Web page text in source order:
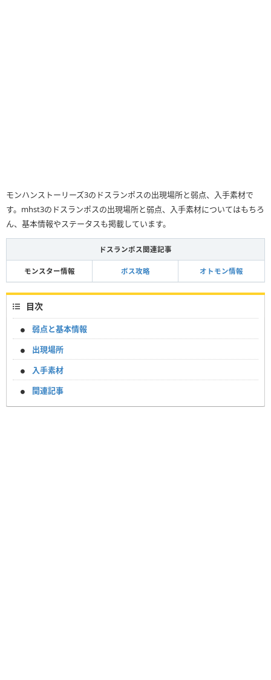
モンハンストーリーズ3のドスランポスの出現場所と弱点、入手素材で
す。mhst3のドスランポスの出現場所と弱点、入手素材についてはもちろ
ん、基本情報やステータスも掲載しています。
ドスランポス関連記事
モンスター情報 ボス攻略 オトモン情報
目次
弱点と基本情報
出現場所
入手素材
関連記事